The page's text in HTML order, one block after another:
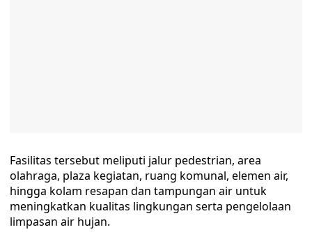
Fasilitas tersebut meliputi jalur pedestrian, area
olahraga, plaza kegiatan, ruang komunal, elemen air,
hingga kolam resapan dan tampungan air untuk
meningkatkan kualitas lingkungan serta pengelolaan
limpasan air hujan.